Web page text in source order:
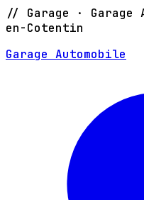
// Garage · Garage
en-Cotentin
Garage Automobile